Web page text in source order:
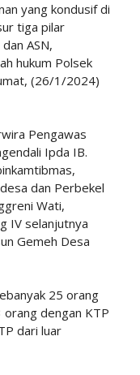
yang kondusif di
tiga pilar
ASN,
hukum Polsek
(26/1/2024)
Pengawas
Ipda IB.
dan Perbekel
Wati,
IV selanjutnya
Gemeh Desa
25 orang
dengan KTP
dari luar